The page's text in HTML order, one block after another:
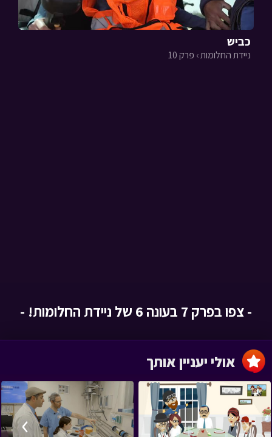
כביש
ניידת החלומות › פרק 10
- צפו בפרק 7 בעונה 6 של ניידת החלומות! -
‹
›